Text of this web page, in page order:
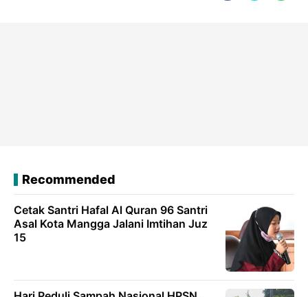
Recommended
Cetak Santri Hafal Al Quran 96 Santri
Asal Kota Mangga Jalani Imtihan Juz
15